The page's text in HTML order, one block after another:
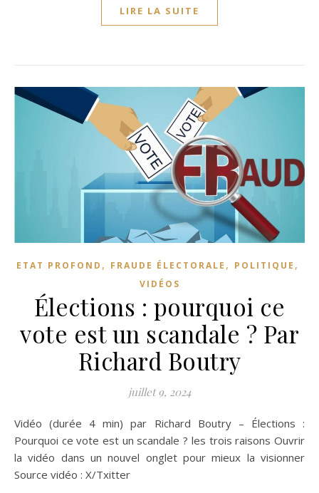
LIRE LA SUITE
ETAT PROFOND , FRAUDE ÉLECTORALE , POLITIQUE ,
VIDÉOS
Élections : pourquoi ce
vote est un scandale ? Par
Richard Boutry
juillet 9, 2024
Vidéo (durée 4 min) par Richard Boutry – Élections :
Pourquoi ce vote est un scandale ? les trois raisons Ouvrir
la vidéo dans un nouvel onglet pour mieux la visionner
Source vidéo : X/Txitter